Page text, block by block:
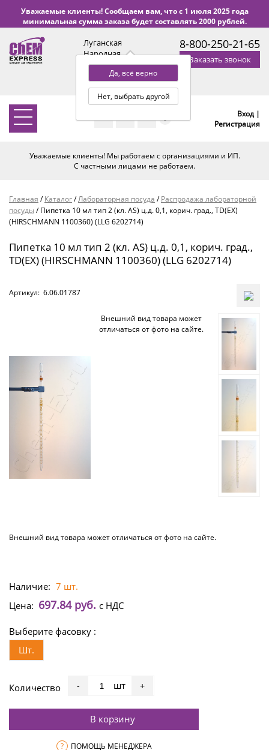
Уважаемые клиенты! Сообщаем вам, что с 1 июля 2025 года
минимальная сумма заказа будет составлять 2000 рублей.
Луганская
Народная
Республика
Да, всё верно
Нет, выбрать другой
с 9:00 до 18:00 по Уфе
(+2 МСК)
8-800-250-21-65
Заказать звонок
0
Вход |
Регистрация
Уважаемые клиенты! Мы работаем с организациями и ИП.
С частными лицами не работаем.
Главная /Каталог/Лабораторная посуда /Распродажа лабораторной
посуды/Пипетка 10 мл тип 2 (кл. AS) ц.д. 0,1, корич. град., TD(EX)
(HIRSCHMANN 1100360) (LLG 6202714)
Пипетка 10 мл тип 2 (кл. AS) ц.д. 0,1, корич. град.,
TD(EX) (HIRSCHMANN 1100360) (LLG 6202714)
Артикул: 6.06.01787
Внешний вид товара может
отличаться от фото на сайте.
Внешний вид товара может отличаться от фото на сайте.
Наличие: 7 шт.
Цена: 697.84 руб. с НДС
Выберите фасовку :
Шт.
Количество - шт +
В корзину
? ПОМОЩЬ МЕНЕДЖЕРА